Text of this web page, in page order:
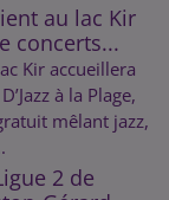
au lac Kir
concerts...
Kir accueillera
à la Plage,
mêlant jazz,
2 de